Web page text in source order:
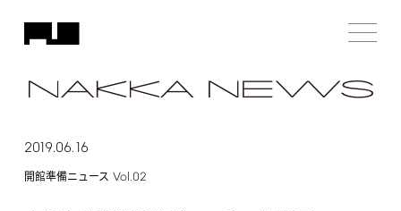
2019.06.16
開館準備ニュース Vol.02